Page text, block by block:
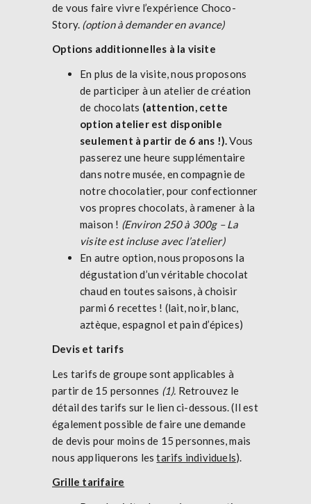
de vous faire vivre l’expérience Choco-
Story. (option à demander en avance)
Options additionnelles à la visite
En plus de la visite, nous proposons
de participer à un atelier de création
de chocolats (attention, cette
option atelier est disponible
seulement à partir de 6 ans !).Vous
passerez une heure supplémentaire
dans notre musée, en compagnie de
notre chocolatier, pour confectionner
vos propres chocolats, à ramener à la
maison ! (Environ 250 à 300g – La
visite est incluse avec l’atelier)
En autre option, nous proposons la
dégustation d’un véritable chocolat
chaud en toutes saisons, à choisir
parmi 6 recettes ! (lait, noir, blanc,
aztèque, espagnol et pain d’épices)
Devis et tarifs
Les tarifs de groupe sont applicables à
partir de 15 personnes (1). Retrouvez le
détail des tarifs sur le lien ci-dessous. (Il est
également possible de faire une demande
de devis pour moins de 15 personnes, mais
nous appliquerons lestarifs individuels).
Grille tarifaire